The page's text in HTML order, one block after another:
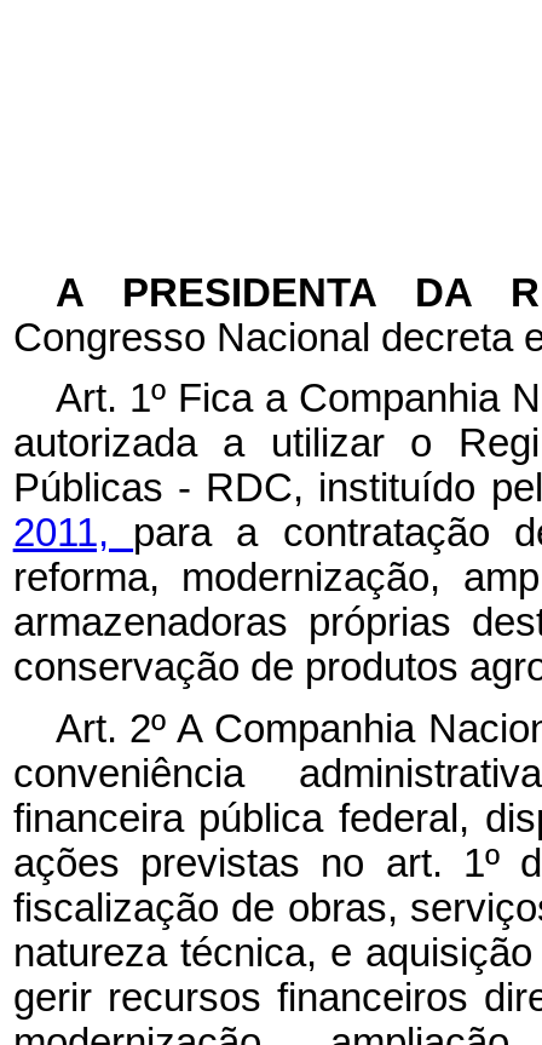
A PRESIDENTA DA
Congresso Nacional decreta
Art. 1º Fica a Companhia
autorizada a utilizar o
Públicas - RDC, instituído
2011, para a contratação
reforma, modernização,
armazenadoras próprias
conservação de produtos
Art. 2º A Companhia
conveniência
financeira pública federal,
ações previstas no art. 1º
fiscalização de obras,
natureza técnica, e
gerir recursos financeiros